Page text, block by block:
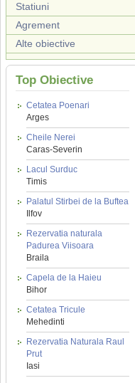
Statiuni
Agrement
Alte obiective
Top Obiective
Cetatea Poenari
Arges
Cheile Nerei
Caras-Severin
Lacul Surduc
Timis
Palatul Stirbei de la Buftea
Ilfov
Rezervatia naturala
Padurea Viisoara
Braila
Capela de la Haieu
Bihor
Cetatea Tricule
Mehedinti
Rezervatia Naturala Raul
Prut
Iasi